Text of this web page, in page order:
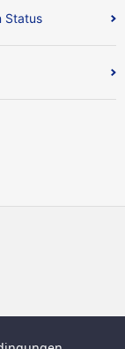
Status